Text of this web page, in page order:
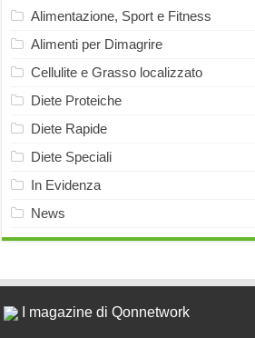
Alimentazione, Sport e Fitness
Alimenti per Dimagrire
Cellulite e Grasso localizzato
Diete Proteiche
Diete Rapide
Diete Speciali
In Evidenza
News
I magazine di Qonnetwork